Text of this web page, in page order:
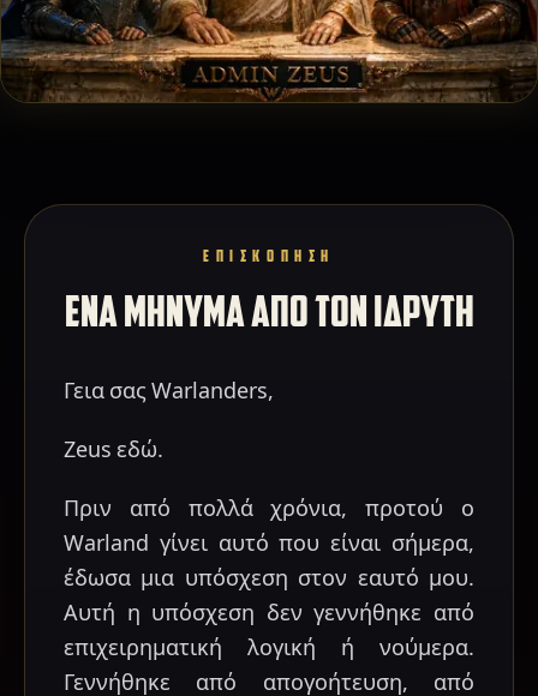
ΕΠΙΣΚΟΠΗΣΗ
ΕΝΑ ΜΗΝΥΜΑ ΑΠΟ ΤΟΝ ΙΔΡΥΤΗ
Γεια σας Warlanders,
Zeus εδώ.
Πριν από πολλά χρόνια, προτού ο
Warland γίνει αυτό που είναι σήμερα,
έδωσα μια υπόσχεση στον εαυτό μου.
Αυτή η υπόσχεση δεν γεννήθηκε από
επιχειρηματική λογική ή νούμερα.
Γεννήθηκε από απογοήτευση, από